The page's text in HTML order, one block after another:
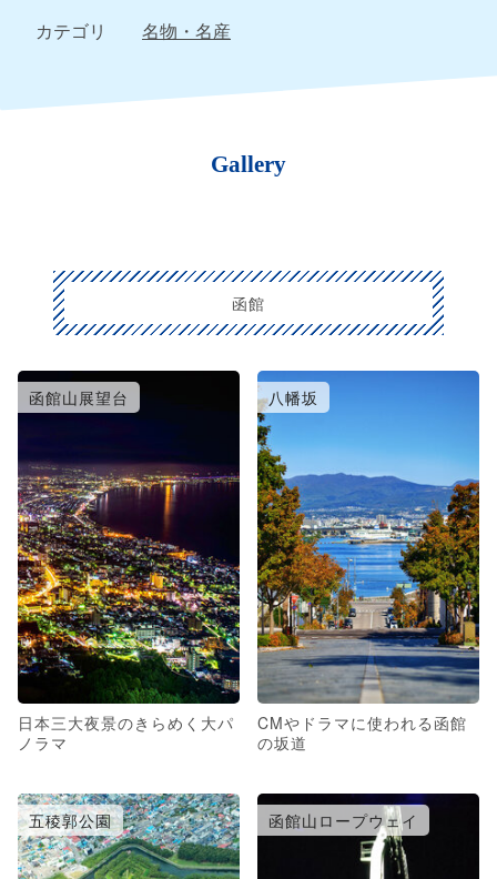
カテゴリ
名物・名産
Gallery
函館
函館山展望台
日本三大夜景のきらめく大パ
ノラマ
八幡坂
CMやドラマに使われる函館
の坂道
五稜郭公園 函館山ロープウェイ